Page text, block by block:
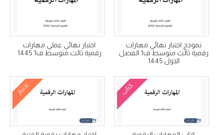
نموذج اختبار نهائي مهارات
رقمية ثالث متوسط ف1 الفصل
الاول 1445
اختبار نهائي عملي مهارات
رقمية ثالث متوسط ف1 1445
كتاب اختبار